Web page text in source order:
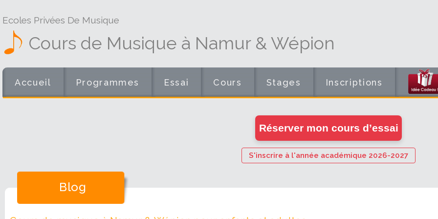
Ecoles Privées De Musique
Cours de Musique à Namur & Wépion
Accueil Programmes Essai Cours Stages Inscriptions
Réserver mon cours d’essai
S'inscrire à l'année académique 2026-2027
Blog